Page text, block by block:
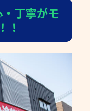
丁寧がモ
！